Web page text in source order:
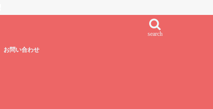
search
お問い合わせ